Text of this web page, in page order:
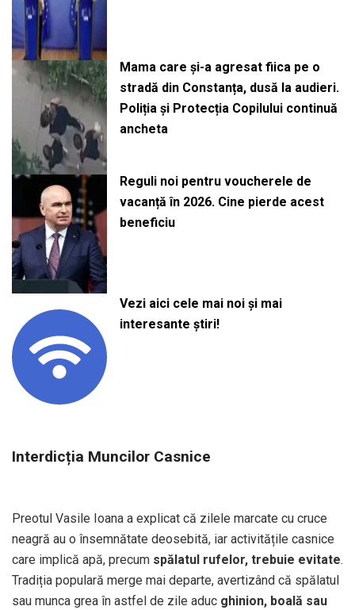
Mama care și-a agresat fiica pe o
stradă din Constanța, dusă la audieri.
Poliția și Protecția Copilului continuă
ancheta
Reguli noi pentru voucherele de
vacanță în 2026. Cine pierde acest
beneficiu
Vezi aici cele mai noi și mai
interesante știri!
Interdicția Muncilor Casnice
Preotul Vasile Ioana a explicat că zilele marcate cu cruce
neagră au o însemnătate deosebită, iar activitățile casnice
care implică apă, precum spălatul rufelor, trebuie evitate.
Tradiția populară merge mai departe, avertizând că spălatul
sau munca grea în astfel de zile aduc ghinion, boală sau